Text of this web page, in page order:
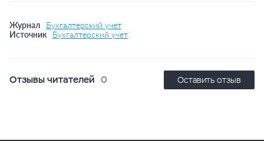
Журнал
Бухгалтерский учет
Источник
Бухгалтерский учет
Отзывы читателей 0 Оставить отзыв